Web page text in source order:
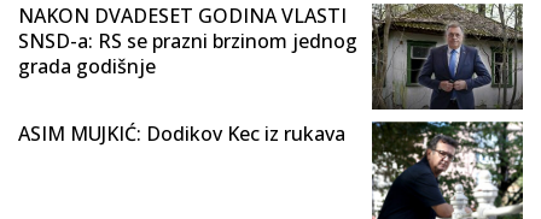
NAKON DVADESET GODINA VLASTI
SNSD-a: RS se prazni brzinom jednog
grada godišnje
ASIM MUJKIĆ: Dodikov Kec iz rukava